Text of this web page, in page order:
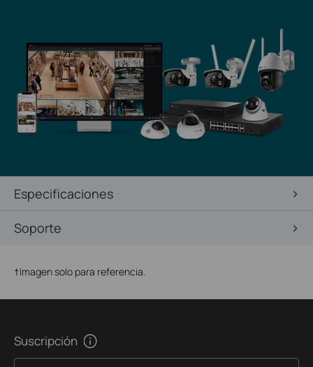
Especificaciones
Soporte
†Imagen solo para referencia.
Suscripción